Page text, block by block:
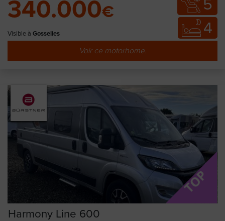
340.000€
Visible à Gosselies
5
4
Voir ce motorhome.
Harmony Line 600